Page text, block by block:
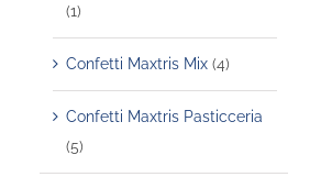
(1)
Confetti Maxtris Mix (4)
Confetti Maxtris Pasticceria
(5)